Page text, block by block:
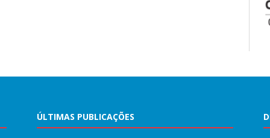
ÚLTIMAS PUBLICAÇÕES